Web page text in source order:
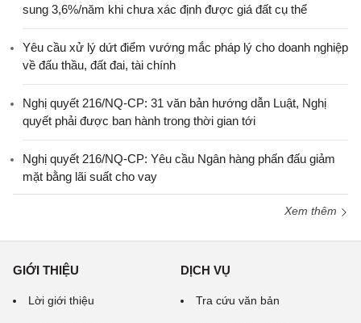
sung 3,6%/năm khi chưa xác định được giá đất cụ thể
Yêu cầu xử lý dứt điểm vướng mắc pháp lý cho doanh nghiệp
về đấu thầu, đất đai, tài chính
Nghị quyết 216/NQ-CP: 31 văn bản hướng dẫn Luật, Nghị
quyết phải được ban hành trong thời gian tới
Nghị quyết 216/NQ-CP: Yêu cầu Ngân hàng phấn đấu giảm
mặt bằng lãi suất cho vay
Xem thêm
GIỚI THIỆU
Lời giới thiệu
DỊCH VỤ
Tra cứu văn bản